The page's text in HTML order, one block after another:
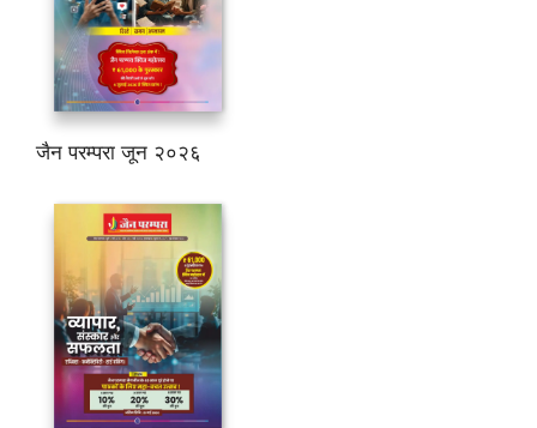
जैन परम्परा जून २०२६